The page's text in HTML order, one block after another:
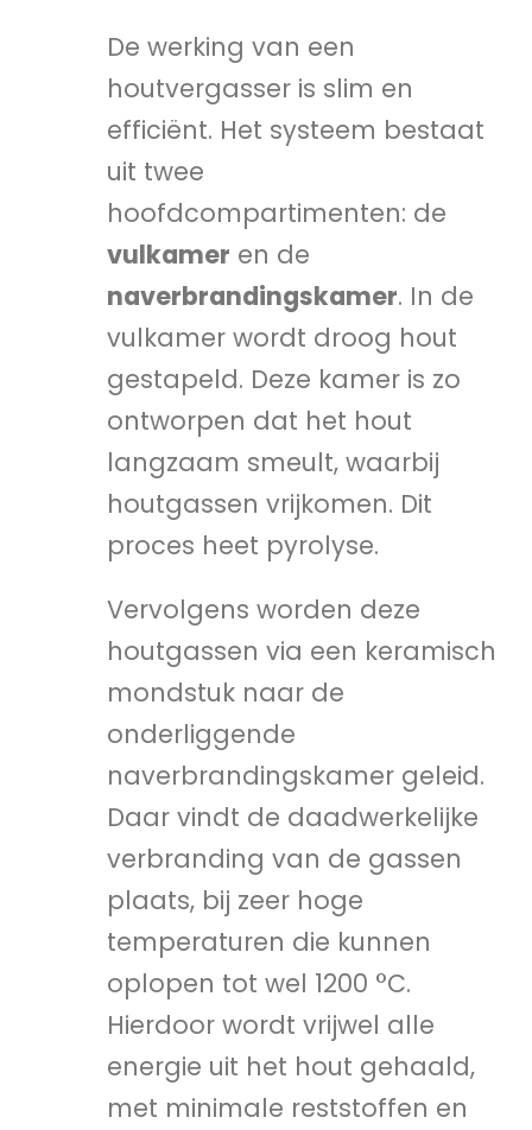
De werking van een
houtvergasser is slim en
efficiënt. Het systeem bestaat
uit twee
hoofdcompartimenten: de
vulkamer en de
naverbrandingskamer. In de
vulkamer wordt droog hout
gestapeld. Deze kamer is zo
ontworpen dat het hout
langzaam smeult, waarbij
houtgassen vrijkomen. Dit
proces heet pyrolyse.
Vervolgens worden deze
houtgassen via een keramisch
mondstuk naar de
onderliggende
naverbrandingskamer geleid.
Daar vindt de daadwerkelijke
verbranding van de gassen
plaats, bij zeer hoge
temperaturen die kunnen
oplopen tot wel 1200 °C.
Hierdoor wordt vrijwel alle
energie uit het hout gehaald,
met minimale reststoffen en